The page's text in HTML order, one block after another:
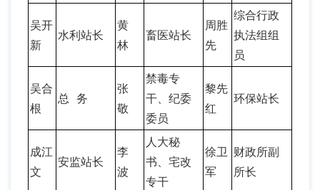
吴开
新
水利站长
黄
林
畜医站长
周胜
先
综合行政
执法组组
员
吴合
根
总 务
张
敬
禁毒专
干、纪委
委员
黎先
红
环保站长
成江
文
安监站长
李
波
人大秘
书、宅改
专干
徐卫
军
财政所副
所长